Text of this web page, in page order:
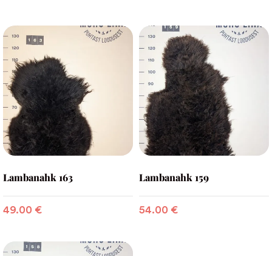
Lambanahk 163
49.00 €
Lambanahk 159
54.00 €